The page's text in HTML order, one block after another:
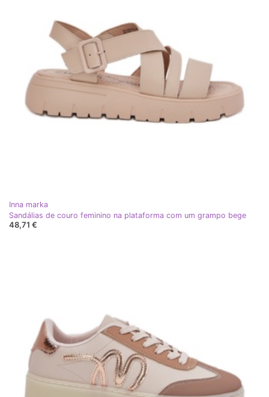
Inna marka
Sandálias de couro feminino na plataforma com um grampo bege
48,71 €